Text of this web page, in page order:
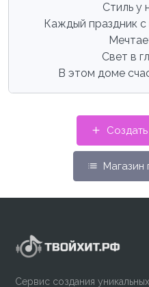
Стиль у
Каждый праздник
Свет в
В этом доме
Магазин
Сервис создания